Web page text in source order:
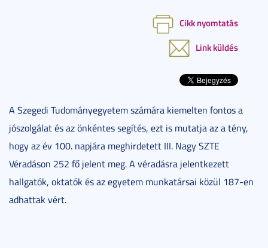
Cikk nyomtatás
Link küldés
A Szegedi Tudományegyetem számára kiemelten fontos a
jószolgálat és az önkéntes segítés, ezt is mutatja az a tény,
hogy az év 100. napjára meghirdetett III. Nagy SZTE
Véradáson 252 fő jelent meg. A véradásra jelentkezett
hallgatók, oktatók és az egyetem munkatársai közül 187-en
adhattak vért.